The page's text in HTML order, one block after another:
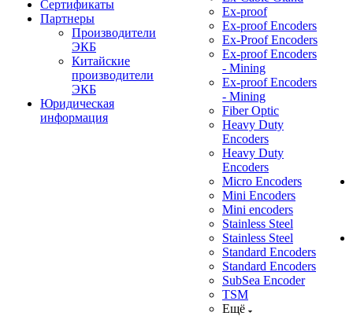
Сертификаты
Партнеры
Производители
ЭКБ
Китайские
производители
ЭКБ
Юридическая
информация
Ex-proof
Ex-proof Encoders
Ex-Proof Encoders
Ex-proof Encoders
- Mining
Ex-proof Encoders
- Mining
Fiber Optic
Heavy Duty
Encoders
Heavy Duty
Encoders
Micro Encoders
Mini Encoders
Mini encoders
Stainless Steel
Stainless Steel
Standard Encoders
Standard Encoders
SubSea Encoder
TSM
Ещё